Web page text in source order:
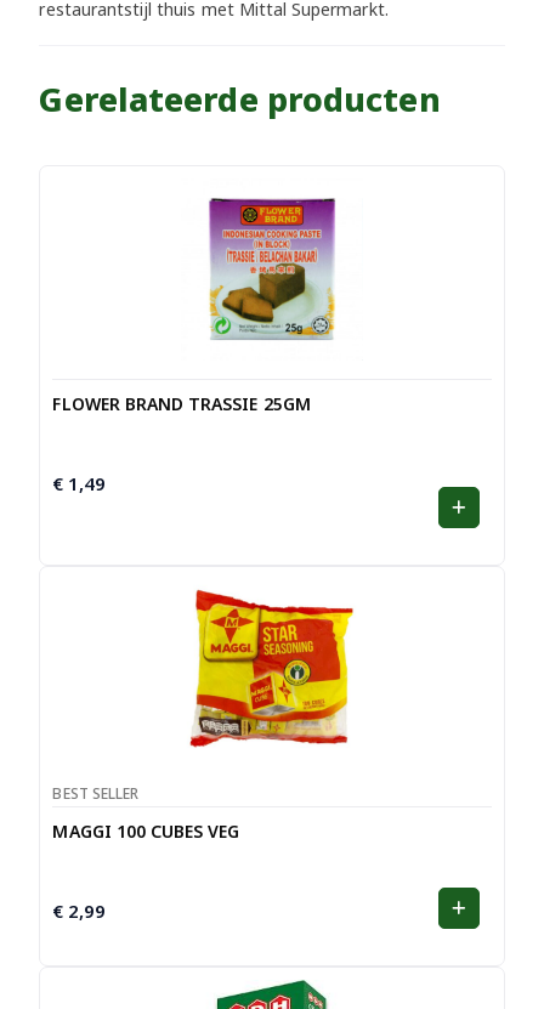
restaurantstijl thuis met Mittal Supermarkt.
Gerelateerde producten
FLOWER BRAND TRASSIE 25GM
€ 1,49
BEST SELLER
MAGGI 100 CUBES VEG
€ 2,99